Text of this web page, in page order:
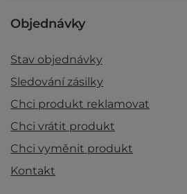
Objednávky
Stav objednávky
Sledování zásilky
Chci produkt reklamovat
Chci vrátit produkt
Chci vyměnit produkt
Kontakt